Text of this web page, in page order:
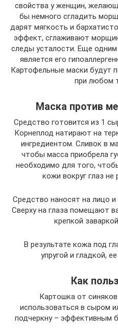
свойства у женщин,
бы немного сгладить
дарят мягкость и
эффект, сглаживают
следы усталости. Еще
является его
Картофельные маски будут
при любом
Маска против
Средство готовится из 1
Корнеплод натирают на
ингредиентом. Сливок в
чтобы масса приобрела
необходимо для того,
кожи вокруг глаз не
Средство наносят на лицо
Сверху на глаза помещают
крепкой
В результате кожа под
упругой и гладкой,
Как
Картошка от
использоваться в сыром
подчеркну – эффективным